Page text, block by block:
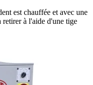
est chauffée et avec une
à l'aide d'une tige